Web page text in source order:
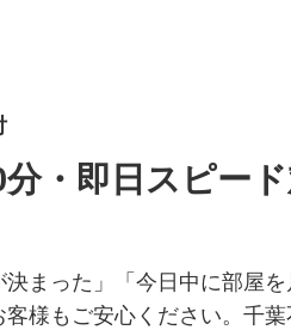
・即日スピード
決まった」「今日中に部屋
客様もご安心ください。千